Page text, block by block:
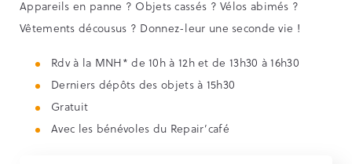
Appareils en panne ? Objets cassés ? Vélos abimés ?
Vêtements décousus ? Donnez-leur une seconde vie !
Rdv à la MNH* de 10h à 12h et de 13h30 à 16h30
Derniers dépôts des objets à 15h30
Gratuit
Avec les bénévoles du Repair’café